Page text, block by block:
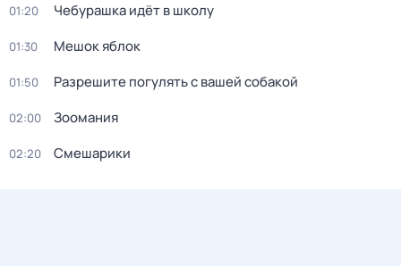
01:20 Чебурашка идёт в школу
01:30 Мешок яблок
01:50 Разрешите погулять с вашей собакой
02:00 Зоомания
02:20 Смешарики